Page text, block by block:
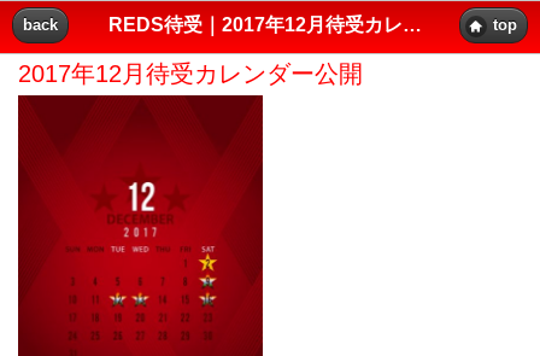
back REDS待受｜2017年12月待受カレンダー公開｜レッズプレス!! top
2017年12月待受カレンダー公開